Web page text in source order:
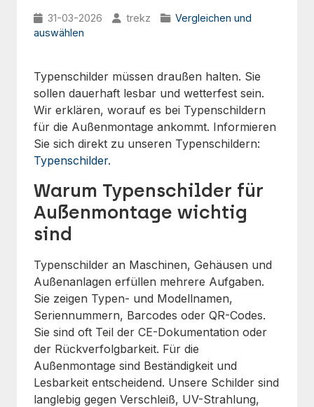
31-03-2026 trekz
Vergleichen und
auswählen
Typenschilder müssen draußen halten. Sie
sollen dauerhaft lesbar und wetterfest sein.
Wir erklären, worauf es bei Typenschildern
für die Außenmontage ankommt. Informieren
Sie sich direkt zu unseren Typenschildern:
Typenschilder.
Warum Typenschilder für
Außenmontage wichtig
sind
Typenschilder an Maschinen, Gehäusen und
Außenanlagen erfüllen mehrere Aufgaben.
Sie zeigen Typen- und Modellnamen,
Seriennummern, Barcodes oder QR-Codes.
Sie sind oft Teil der CE-Dokumentation oder
der Rückverfolgbarkeit. Für die
Außenmontage sind Beständigkeit und
Lesbarkeit entscheidend. Unsere Schilder sind
langlebig gegen Verschleiß, UV-Strahlung,